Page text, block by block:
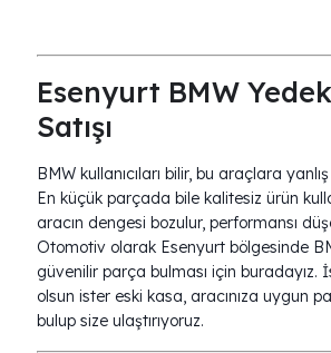
Esenyurt BMW
Satışı
BMW kullanıcıları bilir, bu araçlara
En küçük parçada bile kalitesiz ürün
aracın dengesi bozulur, performansı
Otomotiv olarak Esenyurt bölgesinde
güvenilir parça bulması için buradayız.
olsun ister eski kasa, aracınıza uygun
bulup size ulaştırıyoruz.